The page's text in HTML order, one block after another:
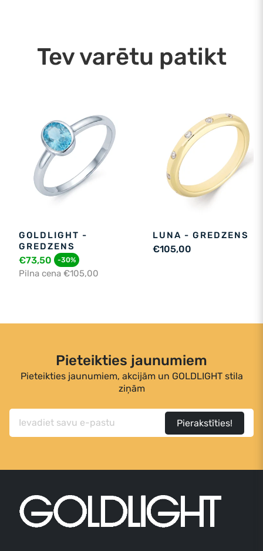
Tev varētu patikt
GOLDLIGHT -
GREDZENS
€73,50 -30%
Pilna cena €105,00
LUNA - GREDZENS
€105,00
Pieteikties jaunumiem
Pieteikties jaunumiem, akcijām un GOLDLIGHT stila
ziņām
Pierakstīties!